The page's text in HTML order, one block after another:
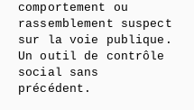
comportement ou
rassemblement suspect
sur la voie publique.
Un outil de contrôle
social sans
précédent.